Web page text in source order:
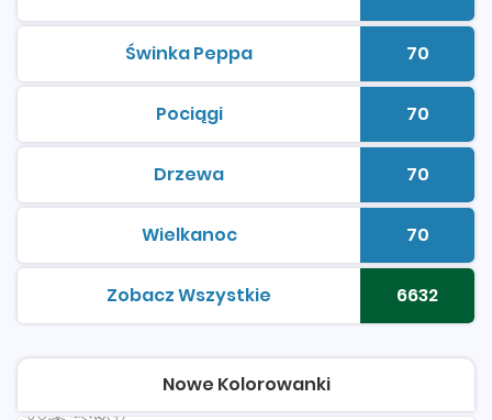
Świnka Peppakolorowanki do druku Liczba
70
Pociągi
kolorowanki do druku Liczba
70
Drzewakolorowanki do druku Liczba
70
Wielkanockolorowanki do druku Liczba
70
Zobacz Wszystkiekolorowanki do druku Liczba
6632
Nowe Kolorowanki